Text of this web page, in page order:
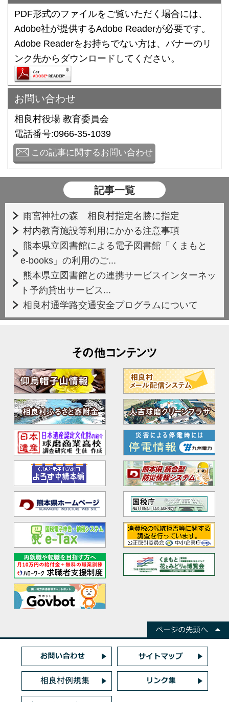
PDF形式のファイルをご覧いただく場合には、
Adobe社が提供するAdobe Readerが必要です。
Adobe Readerをお持ちでない方は、バナーのリ
ンク先からダウンロードしてください。
お問い合わせ
相良村役場 教育委員会
電話番号:0966-35-1039
この記事に関するお問い合わせ
記事一覧
雨宮神社の森 相良村指定名勝に指定
村内教育施設等利用にかかる注意事項
熊本県立図書館による電子図書館「くまもと
e-books」の利用のご...
熊本県立図書館との連携サービスインターネッ
ト予約貸出サービス...
相良村通学路交通安全プログラムについて